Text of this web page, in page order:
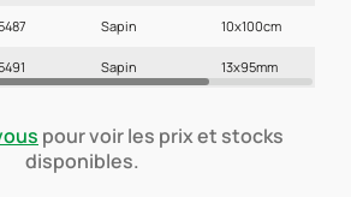
Sapin 10x100cm
Sapin 13x95mm
pour voir les prix et stocks
disponibles.